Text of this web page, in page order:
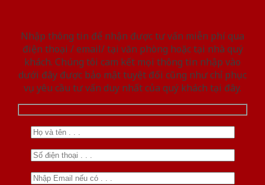
Nhập thông tin để nhận được tư vấn miễn phí qua
điện thoại / email/ tại văn phòng hoặc tại nhà quý
khách. Chúng tôi cam kết mọi thông tin nhập vào
dưới đây được bảo mật tuyệt đối cũng như chỉ phục
vụ yêu cầu tư vấn duy nhất của quý khách tại đây.